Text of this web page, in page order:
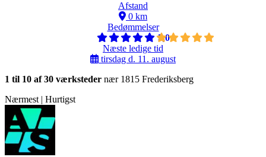
Afstand
0 km
Bedømmelser
5,0
Næste ledige tid
tirsdag d. 11. august
1 til 10 af 30 værksteder nær 1815 Frederiksberg
Nærmest | Hurtigst